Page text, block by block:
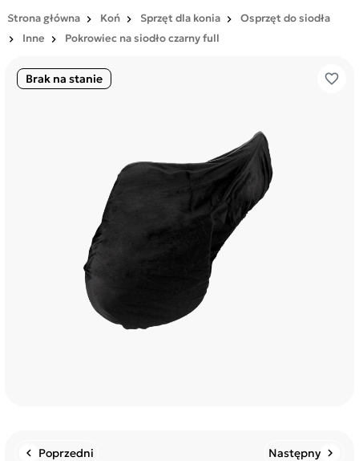
Strona główna Koń Sprzęt dla konia
Osprzęt do siodła
Inne
Pokrowiec na siodło czarny full
Brak na stanie favorite_border
chevron_left Poprzedni Następny chevron_right